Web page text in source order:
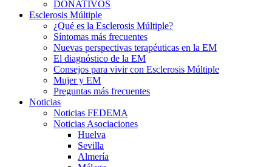
DONATIVOS
Esclerosis Múltiple
¿Qué es la Esclerosis Múltiple?
Síntomas más frecuentes
Nuevas perspectivas terapéuticas en la EM
El diagnóstico de la EM
Consejos para vivir con Esclerosis Múltiple
Mujer y EM
Preguntas más frecuentes
Noticias
Noticias FEDEMA
Noticias Asociaciones
Huelva
Sevilla
Almería